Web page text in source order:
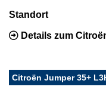
Standort
Details zum
Citroën Jumper 35+